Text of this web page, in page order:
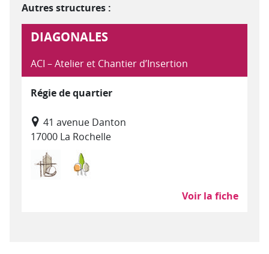
Autres structures :
DIAGONALES
ACI – Atelier et Chantier d’Insertion
Régie de quartier
41 avenue Danton
17000 La Rochelle
Bâtiment Travaux Publics
Voir la fiche